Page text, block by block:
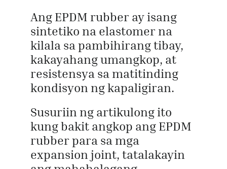
Ang EPDM rubber ay isang
sintetiko na elastomer na
kilala sa pambihirang tibay,
kakayahang umangkop, at
resistensya sa matitinding
kondisyon ng kapaligiran.
Susuriin ng artikulong ito
kung bakit angkop ang EPDM
rubber para sa mga
expansion joint, tatalakayin